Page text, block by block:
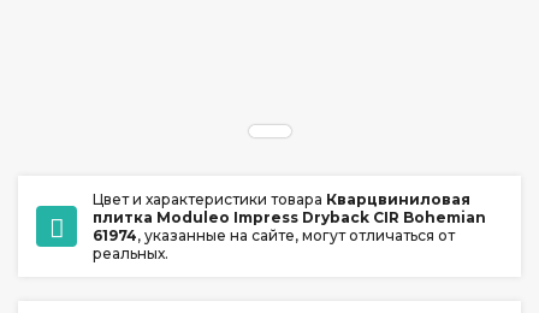
ежедневно с 10:00 до 20:00
Цвет и характеристики товара Кварцвиниловая
плитка Moduleo Impress Dryback CIR Bohemian
61974, указанные на сайте, могут отличаться от
реальных.